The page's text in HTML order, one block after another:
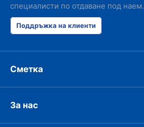
специалисти по отдаване под наем.
Поддръжка на клиенти
Сметка
За нас